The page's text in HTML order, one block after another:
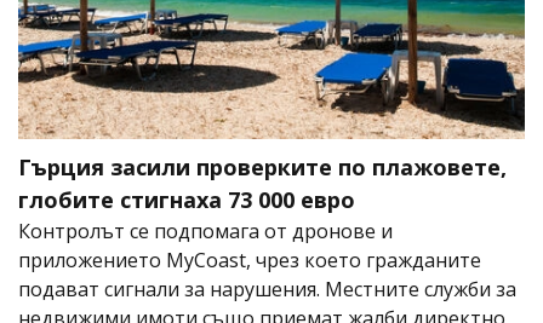
Гърция засили проверките по плажовете,
глобите стигнаха 73 000 евро
Контролът се подпомага от дронове и
приложението MyCoast, чрез което гражданите
подават сигнали за нарушения. Местните служби за